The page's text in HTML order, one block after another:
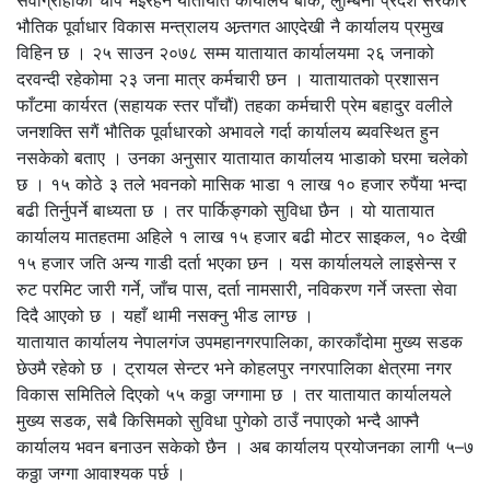
भौतिक पूर्वाधार विकास मन्त्रालय अन्र्तगत आएदेखी नै कार्यालय प्रमुख
विहिन छ । २५ साउन २०७८ सम्म यातायात कार्यालयमा २६ जनाको
दरवन्दी रहेकोमा २३ जना मात्र कर्मचारी छन । यातायातको प्रशासन
फाँटमा कार्यरत (सहायक स्तर पाँचौं) तहका कर्मचारी प्रेम बहादुर वलीले
जनशक्ति सगैं भौतिक पूर्वाधारको अभावले गर्दा कार्यालय ब्यवस्थित हुन
नसकेको बताए । उनका अनुसार यातायात कार्यालय भाडाको घरमा चलेको
छ । १५ कोठे ३ तले भवनको मासिक भाडा १ लाख १० हजार रुपैंया भन्दा
बढी तिर्नुपर्ने बाध्यता छ । तर पार्किङ्गको सुविधा छैन । यो यातायात
कार्यालय मातहतमा अहिले १ लाख १५ हजार बढी मोटर साइकल, १० देखी
१५ हजार जति अन्य गाडी दर्ता भएका छन । यस कार्यालयले लाइसेन्स र
रुट परमिट जारी गर्ने, जाँच पास, दर्ता नामसारी, नविकरण गर्ने जस्ता सेवा
दिदै आएको छ । यहाँ थामी नसक्नु भीड लाग्छ ।
यातायात कार्यालय नेपालगंज उपमहानगरपालिका, कारकाँदोमा मुख्य सडक
छेउमै रहेको छ । ट्रायल सेन्टर भने कोहलपुर नगरपालिका क्षेत्रमा नगर
विकास समितिले दिएको ५५ कठ्ठा जग्गामा छ । तर यातायात कार्यालयले
मुख्य सडक, सबै किसिमको सुविधा पुगेको ठाउँ नपाएको भन्दै आफ्नै
कार्यालय भवन बनाउन सकेको छैन । अब कार्यालय प्रयोजनका लागी ५–७
कठ्ठा जग्गा आवाश्यक पर्छ ।